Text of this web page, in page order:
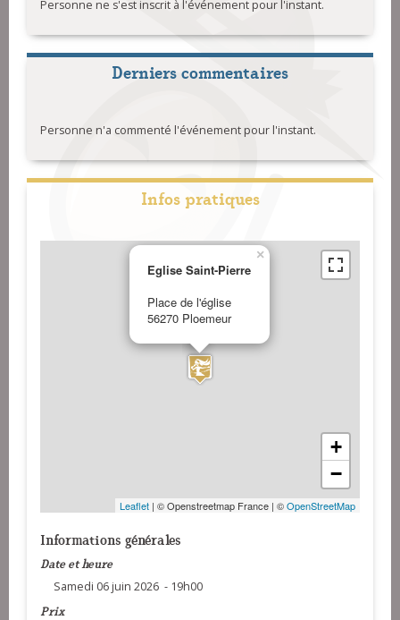
Personne ne s'est inscrit à l'événement pour l'instant.
Derniers commentaires
Personne n'a commenté l'événement pour l'instant.
Infos pratiques
Eglise Saint-Pierre
Place de l'église
56270 Ploemeur
×
+
−
Leaflet | © Openstreetmap France | ©OpenStreetMap
Informations générales
Date et heure
Samedi 06 juin 2026 - 19h00
Prix